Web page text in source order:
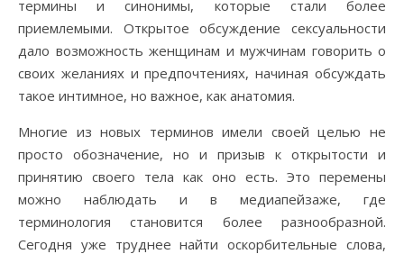
термины и синонимы, которые стали более
приемлемыми. Открытое обсуждение сексуальности
дало возможность женщинам и мужчинам говорить о
своих желаниях и предпочтениях, начиная обсуждать
такое интимное, но важное, как анатомия.
Многие из новых терминов имели своей целью не
просто обозначение, но и призыв к открытости и
принятию своего тела как оно есть. Это перемены
можно наблюдать и в медиапейзаже, где
терминология становится более разнообразной.
Сегодня уже труднее найти оскорбительные слова,